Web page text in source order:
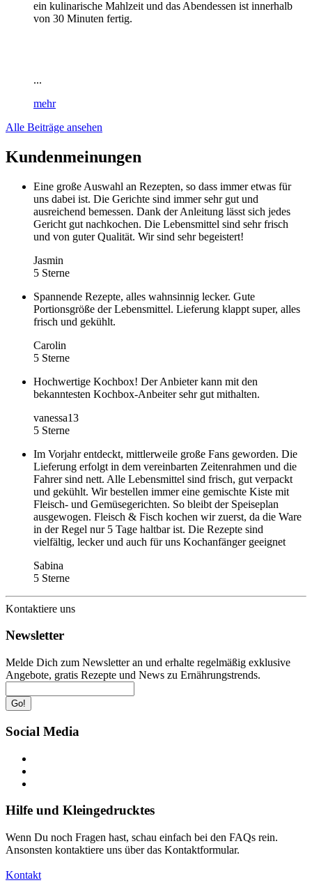
ein kulinarische Mahlzeit und das Abendessen ist innerhalb
von 30 Minuten fertig.
...
mehr
Alle Beiträge ansehen
Kundenmeinungen
Eine große Auswahl an Rezepten, so dass immer etwas für
uns dabei ist. Die Gerichte sind immer sehr gut und
ausreichend bemessen. Dank der Anleitung lässt sich jedes
Gericht gut nachkochen. Die Lebensmittel sind sehr frisch
und von guter Qualität. Wir sind sehr begeistert!
Jasmin
5 Sterne
Spannende Rezepte, alles wahnsinnig lecker. Gute
Portionsgröße der Lebensmittel. Lieferung klappt super, alles
frisch und gekühlt.
Carolin
5 Sterne
Hochwertige Kochbox! Der Anbieter kann mit den
bekanntesten Kochbox-Anbeiter sehr gut mithalten.
vanessa13
5 Sterne
Im Vorjahr entdeckt, mittlerweile große Fans geworden. Die
Lieferung erfolgt in dem vereinbarten Zeitenrahmen und die
Fahrer sind nett. Alle Lebensmittel sind frisch, gut verpackt
und gekühlt. Wir bestellen immer eine gemischte Kiste mit
Fleisch- und Gemüsegerichten. So bleibt der Speiseplan
ausgewogen. Fleisch & Fisch kochen wir zuerst, da die Ware
in der Regel nur 5 Tage haltbar ist. Die Rezepte sind
vielfältig, lecker und auch für uns Kochanfänger geeignet
Sabina
5 Sterne
Kontaktiere uns
Newsletter
Melde Dich zum Newsletter an und erhalte regelmäßig exklusive
Angebote, gratis Rezepte und News zu Ernährungstrends.
Go!
Social Media
Hilfe und Kleingedrucktes
Wenn Du noch Fragen hast, schau einfach bei den FAQs rein.
Ansonsten kontaktiere uns über das Kontaktformular.
Kontakt